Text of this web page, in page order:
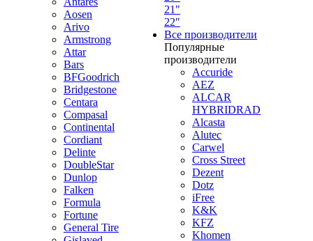
Aosen
Arivo
Armstrong
Attar
Bars
BFGoodrich
Bridgestone
Centara
Compasal
Continental
Cordiant
Delinte
DoubleStar
Dunlop
Falken
Formula
Fortune
General Tire
21"
22"
Все производители
Популярные
производители
Accuride
AEZ
ALCAR
HYBRIDRAD
Alcasta
Alutec
Carwel
Cross Street
Dezent
Dotz
iFree
K&K
KFZ
Khomen